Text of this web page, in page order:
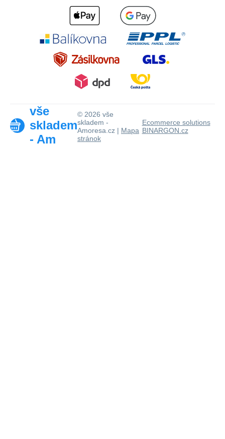
vše
skladem
- Am
© 2026 vše
skladem -
Amoresa.cz | Mapa
stránok
Ecommerce solutions
BINARGON.cz